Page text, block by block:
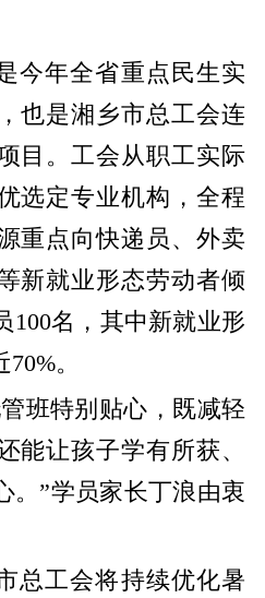
今年全省重点民生实
也是湘乡市总工会连
目。工会从职工实际
选定专业机构，全程
重点向快递员、外卖
新就业形态劳动者倾
100名，其中新就业形
70%。
班特别贴心，既减轻
能让孩子学有所获、
”学员家长丁浪由衷
总工会将持续优化暑